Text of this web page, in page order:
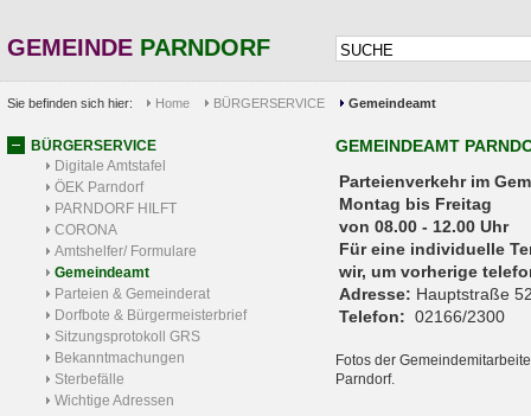
GEMEINDE PARNDORF
Sie befinden sich hier: Home BÜRGERSERVICE Gemeindeamt
BÜRGERSERVICE
Digitale Amtstafel
ÖEK Parndorf
PARNDORF HILFT
CORONA
Amtshelfer/ Formulare
Gemeindeamt
Parteien & Gemeinderat
Dorfbote & Bürgermeisterbrief
Sitzungsprotokoll GRS
Bekanntmachungen
Sterbefälle
Wichtige Adressen
GEMEINDEAMT
Parteienverkehr
Montag bis Freitag
von 08.00 - 12.00 Uhr
Für eine individuelle
wir, um vorherige
Adresse: Hauptstraße
Telefon: 02166/2300
Fotos der
Parndorf.